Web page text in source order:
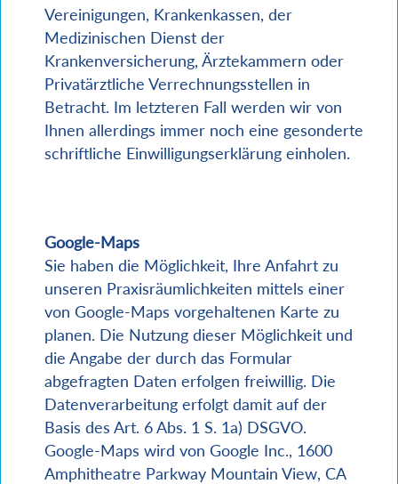
Vereinigungen, Krankenkassen, der
Medizinischen Dienst der
Krankenversicherung, Ärztekammern oder
Privatärztliche Verrechnungsstellen in
Betracht. Im letzteren Fall werden wir von
Ihnen allerdings immer noch eine gesonderte
schriftliche Einwilligungserklärung einholen.
Google-Maps
Sie haben die Möglichkeit, Ihre Anfahrt zu
unseren Praxisräumlichkeiten mittels einer
von Google-Maps vorgehaltenen Karte zu
planen. Die Nutzung dieser Möglichkeit und
die Angabe der durch das Formular
abgefragten Daten erfolgen freiwillig. Die
Datenverarbeitung erfolgt damit auf der
Basis des Art. 6 Abs. 1 S. 1a) DSGVO.
Google-Maps wird von Google Inc., 1600
Amphitheatre Parkway Mountain View, CA